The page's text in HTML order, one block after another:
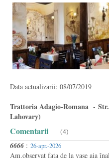
Data actualizarii: 08/07/2019
Trattoria Adagio-Romana -
Lahovary)
Comentarii (4)
6666 : 26-apr.-2026
Am.observat fata de la vase aia